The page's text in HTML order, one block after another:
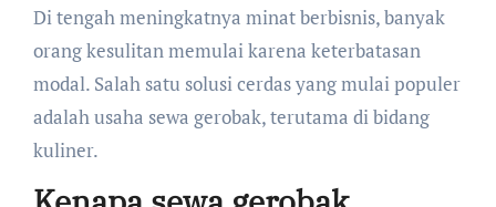
Di tengah meningkatnya minat berbisnis, banyak
orang kesulitan memulai karena keterbatasan
modal. Salah satu solusi cerdas yang mulai populer
adalah usaha sewa gerobak, terutama di bidang
kuliner.